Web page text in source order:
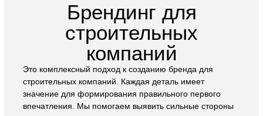
уникальности бренда. Эти аспекты напрямую влияют
на увеличение прибыли строительных компаний.
внутренние процессы, оптимизировать работу с
дизайном и снизить расходы на его создание.